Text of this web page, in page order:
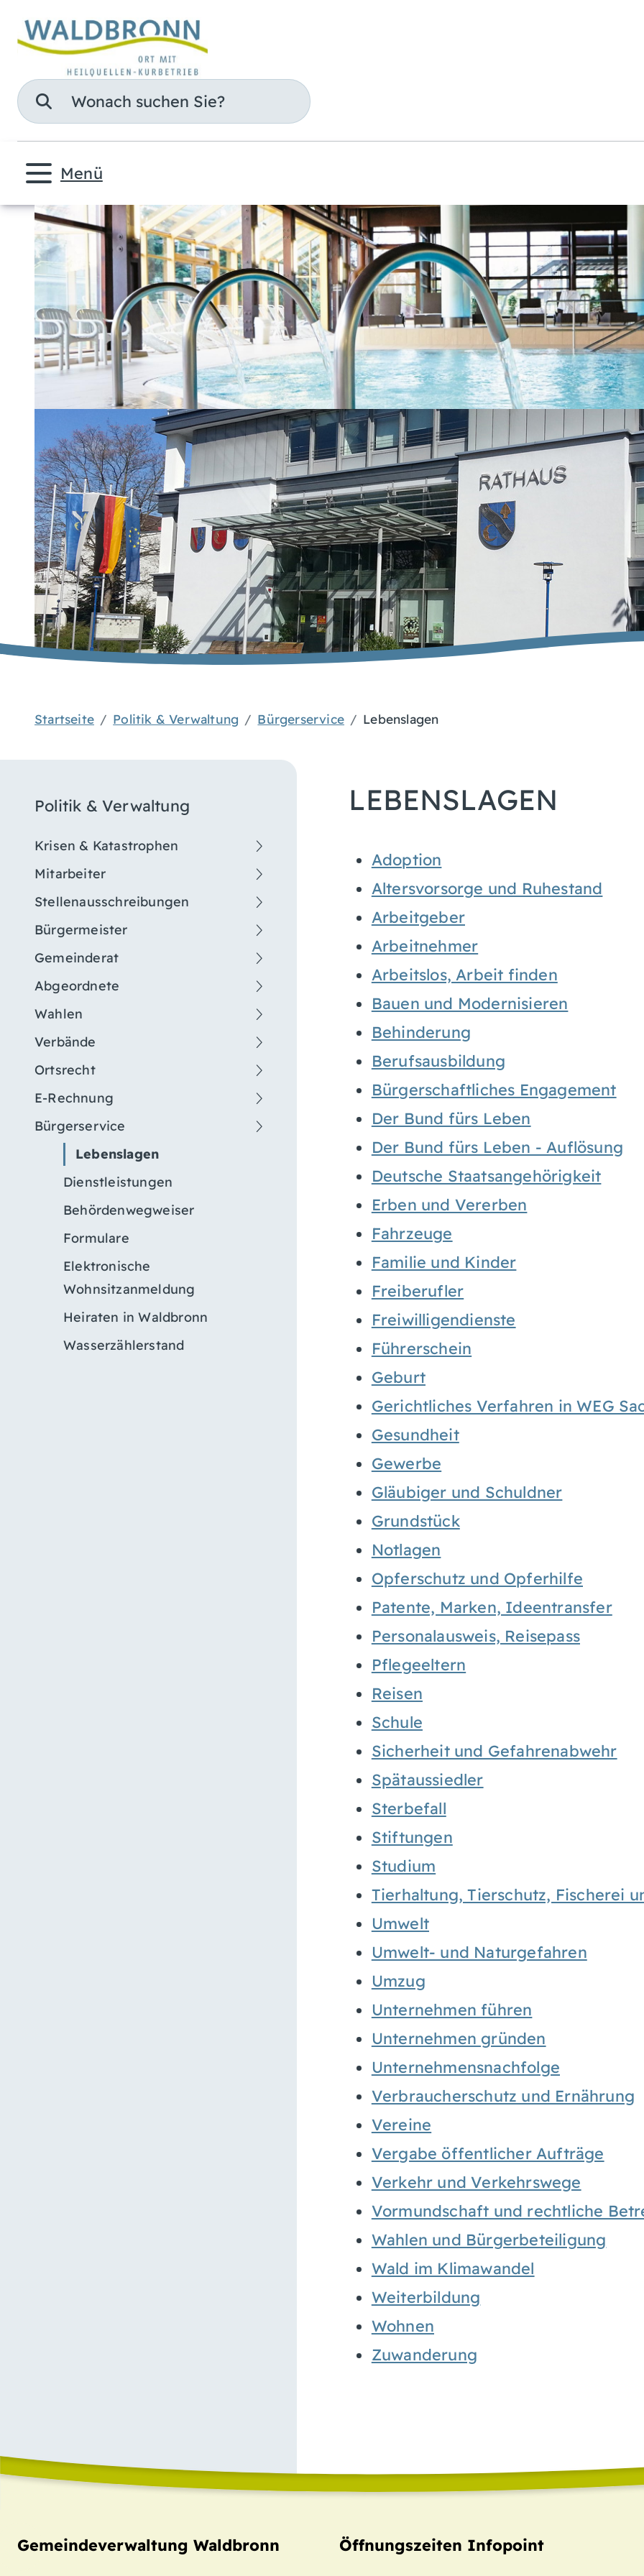
Suche
Menü
Startseite Politik & Verwaltung Bürgerservice Lebenslagen
Politik & Verwaltung
Krisen & Katastrophen
Mitarbeiter
Stellenausschreibungen
Bürgermeister
Gemeinderat
Abgeordnete
Wahlen
Verbände
Ortsrecht
E-Rechnung
Bürgerservice
Lebenslagen
Dienstleistungen
Behördenwegweiser
Formulare
Elektronische
Wohnsitzanmeldung
Heiraten in Waldbronn
Wasserzählerstand
LEBENSLAGEN
Adoption
Altersvorsorge und Ruhestand
Arbeitgeber
Arbeitnehmer
Arbeitslos, Arbeit finden
Bauen und Modernisieren
Behinderung
Berufsausbildung
Bürgerschaftliches Engagement
Der Bund fürs Leben
Der Bund fürs Leben - Auflösung
Deutsche Staatsangehörigkeit
Erben und Vererben
Fahrzeuge
Familie und Kinder
Freiberufler
Freiwilligendienste
Führerschein
Geburt
Gerichtliches Verfahren in WEG
Gesundheit
Gewerbe
Gläubiger und Schuldner
Grundstück
Notlagen
Opferschutz und Opferhilfe
Patente, Marken, Ideentransfer
Personalausweis, Reisepass
Pflegeeltern
Reisen
Schule
Sicherheit und Gefahrenabwehr
Spätaussiedler
Sterbefall
Stiftungen
Studium
Tierhaltung, Tierschutz, Fischerei
Umwelt
Umwelt- und Naturgefahren
Umzug
Unternehmen führen
Unternehmen gründen
Unternehmensnachfolge
Verbraucherschutz und Ernährung
Vereine
Vergabe öffentlicher Aufträge
Verkehr und Verkehrswege
Vormundschaft und rechtliche
Wahlen und Bürgerbeteiligung
Wald im Klimawandel
Weiterbildung
Wohnen
Zuwanderung
Gemeindeverwaltung Waldbronn Öffnungszeiten Infopoint